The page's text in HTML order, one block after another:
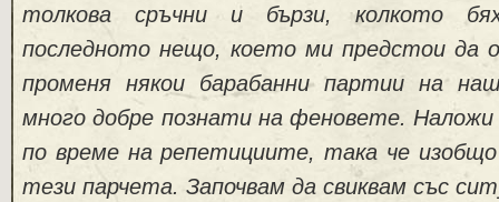
толкова сръчни и бързи, колкото
последното нещо, което ми предстои да
променя някои барабанни партии на
много добре познати на феновете. Наложи
по време на репетициите, така че изобщо
тези парчета. Започвам да свиквам със